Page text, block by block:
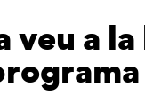
veu a